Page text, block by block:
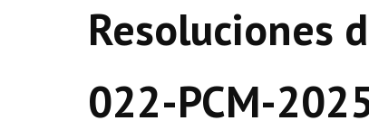
Resoluciones
022-PCM-